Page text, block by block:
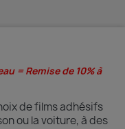
= Remise de 10% à
de films adhésifs
ou la voiture, à des